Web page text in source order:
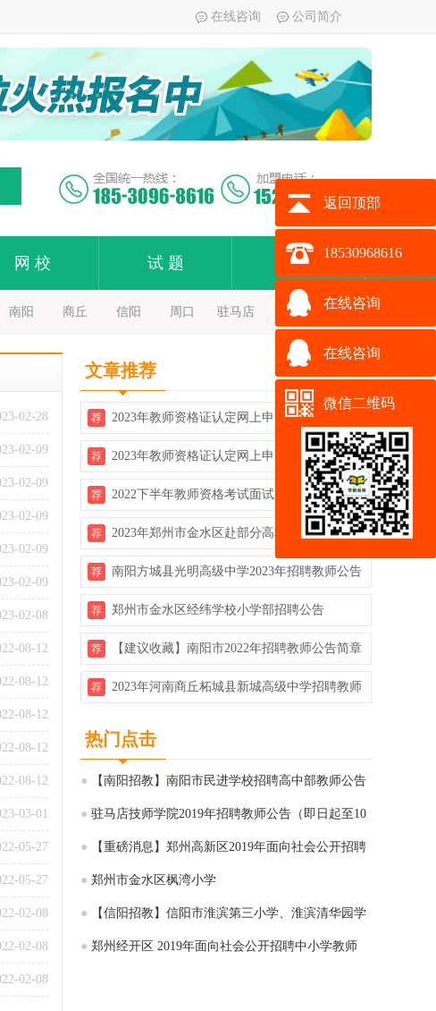
在线咨询 公司简介
网 校 试 题 加 盟
南阳 商丘 信阳 周口 驻马店
02-28
02-09
02-09
02-09
02-09
02-09
02-08
08-12
08-12
08-12
08-12
08-12
03-01
05-27
05-27
02-08
02-08
02-08
文章推荐
荐 2023年教师资格证认定网上申请详细流程
荐 2023年教师资格证认定网上申请详细流程
荐 2022下半年教师资格考试面试成绩查询开
启！！
荐 2023年郑州市金水区赴部分高校校园招聘120
名中学教师公告
荐 南阳方城县光明高级中学2023年招聘教师公告
（即日起报名）
荐 郑州市金水区经纬学校小学部招聘公告
荐 【建议收藏】南阳市2022年招聘教师公告简章
汇总
荐 2023年河南商丘柘城县新城高级中学招聘教师
热门点击
● 【南阳招教】南阳市民进学校招聘高中部教师公告
● 驻马店技师学院2019年招聘教师公告（即日起至10
月27日报名）
● 【重磅消息】郑州高新区2019年面向社会公开招聘
小学教师现场面试资格确认的通知
● 郑州市金水区枫湾小学
● 【信阳招教】信阳市淮滨第三小学、淮滨清华园学
校招聘教师
● 郑州经开区 2019年面向社会公开招聘中小学教师
返回顶部
18530968616
在线咨询
在线咨询
微信二维码